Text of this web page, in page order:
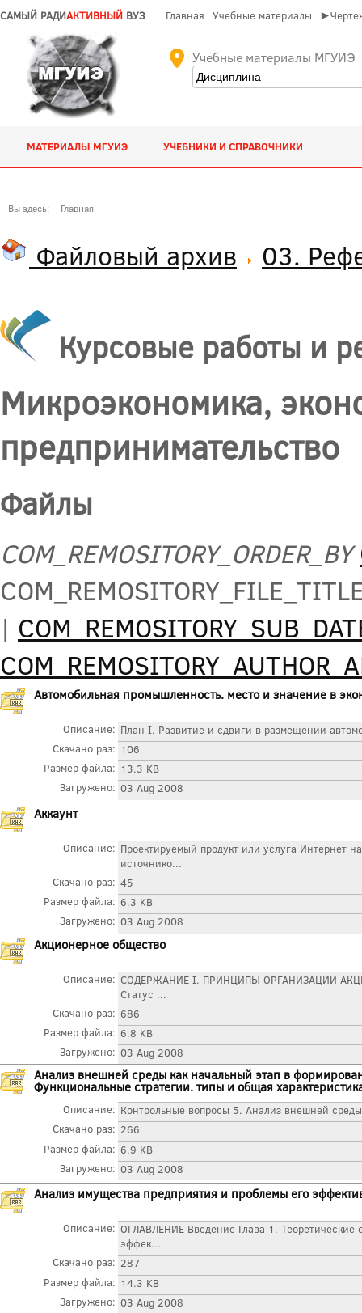
САМЫЙ РАДИАКТИВНЫЙ ВУЗ Главная Учебные материалы
Учебные материалы МГУИЭ
МАТЕРИАЛЫ МГУИЭ УЧЕБНИКИ И СПРАВОЧНИКИ
Вы здесь: Главная
Файловый архив 03.
Курсовые работы и
Микроэкономика,
предпринимательство
Файлы
COM_REMOSITORY_ORDER_BY
|
Автомобильная промышленность. место и значение в
Описание: План I. Развитие и сдвиги в размещении
Скачано раз: 106
Размер файла: 13.3 KB
Загружено: 03 Aug 2008
Аккаунт
Описание: Проектируемый продукт или услуга Интернет
источнико...
Скачано раз: 45
Размер файла: 6.3 KB
Загружено: 03 Aug 2008
Акционерное общество
Описание: СОДЕРЖАНИЕ I. ПРИНЦИПЫ ОРГАНИЗАЦИИ
Статус ...
Скачано раз: 686
Размер файла: 6.8 KB
Загружено: 03 Aug 2008
Анализ внешней среды как начальный этап в
Функциональные стратегии. типы и общая
Описание: Контрольные вопросы 5. Анализ внешней
Скачано раз: 266
Размер файла: 6.9 KB
Загружено: 03 Aug 2008
Анализ имущества предприятия и проблемы его
Описание: ОГЛАВЛЕНИЕ Введение Глава 1.
эффек...
Скачано раз: 287
Размер файла: 14.3 KB
Загружено: 03 Aug 2008